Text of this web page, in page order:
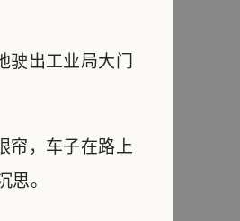
驶出工业局大门
帘，车子在路上
。